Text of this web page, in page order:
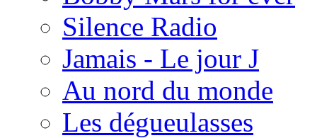
Silence Radio
Jamais - Le jour J
Au nord du monde
Les dégueulasses